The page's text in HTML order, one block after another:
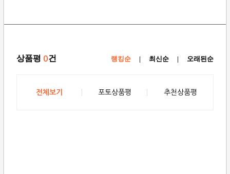
상품평 0건 랭킹순 | 최신순 | 오래된순
전체보기 포토상품평 추천상품평